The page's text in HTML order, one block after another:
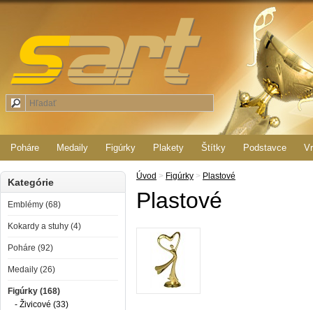
Poháre Medaily Figúrky Plakety Štítky Podstavce
Kategórie
Emblémy (68)
Kokardy a stuhy (4)
Poháre (92)
Medaily (26)
Figúrky (168)
- Živicové (33)
Úvod > Figúrky > Plastové
Plastové